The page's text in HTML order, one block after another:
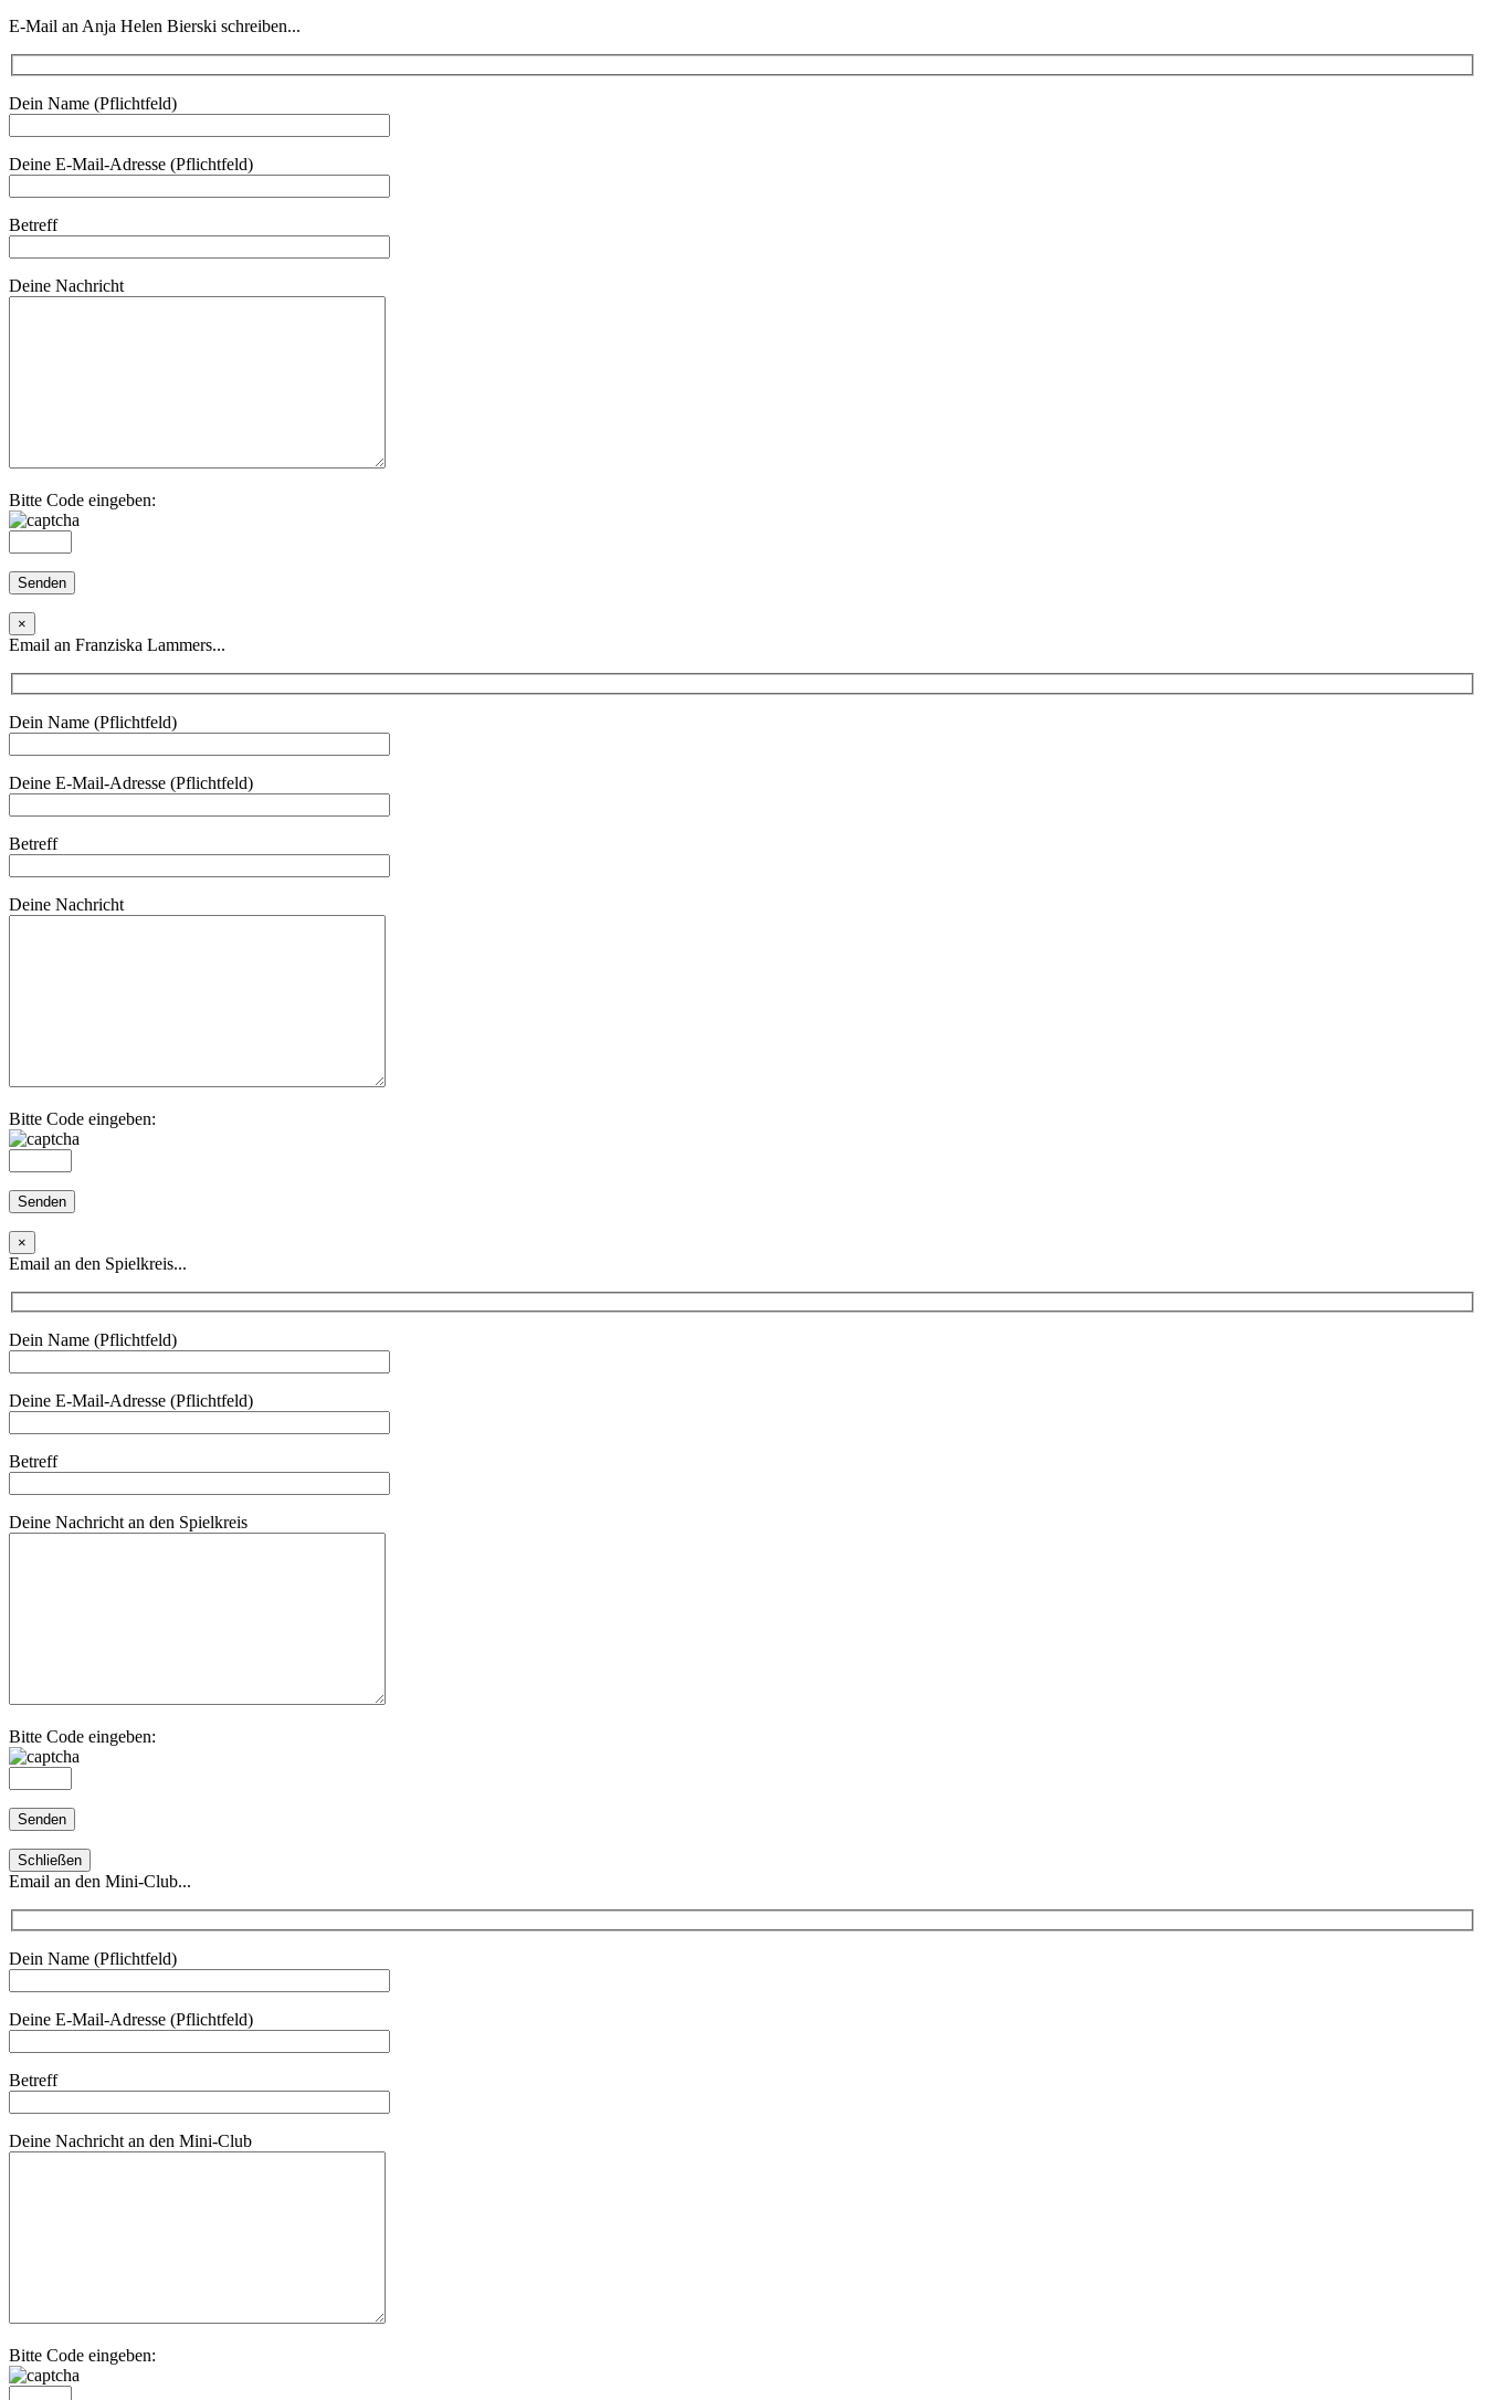
E-Mail an Anja Helen Bierski schreiben...
Dein Name (Pflichtfeld)
Deine E-Mail-Adresse (Pflichtfeld)
Betreff
Deine Nachricht
Bitte Code eingeben:
×
Email an Franziska Lammers...
Dein Name (Pflichtfeld)
Deine E-Mail-Adresse (Pflichtfeld)
Betreff
Deine Nachricht
Bitte Code eingeben:
×
Email an den Spielkreis...
Dein Name (Pflichtfeld)
Deine E-Mail-Adresse (Pflichtfeld)
Betreff
Deine Nachricht an den Spielkreis
Bitte Code eingeben:
Schließen
Email an den Mini-Club...
Dein Name (Pflichtfeld)
Deine E-Mail-Adresse (Pflichtfeld)
Betreff
Deine Nachricht an den Mini-Club
Bitte Code eingeben: